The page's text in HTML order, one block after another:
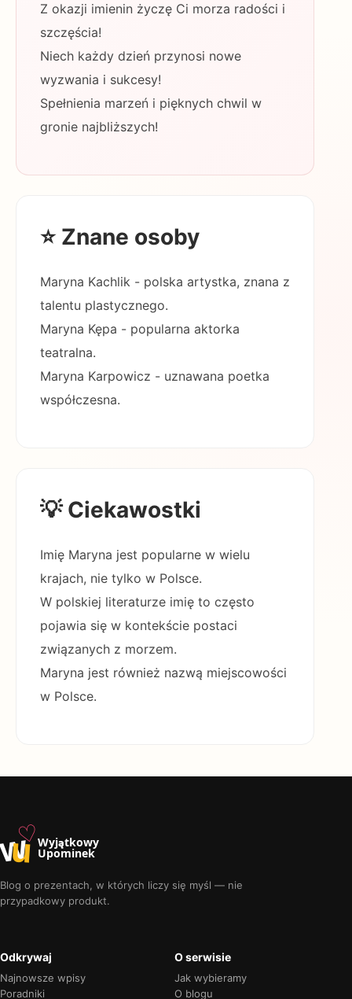
Z okazji imienin życzę Ci morza radości i
szczęścia!
Niech każdy dzień przynosi nowe
wyzwania i sukcesy!
Spełnienia marzeń i pięknych chwil w
gronie najbliższych!
⭐ Znane osoby
Maryna Kachlik - polska artystka, znana z
talentu plastycznego.
Maryna Kępa - popularna aktorka
teatralna.
Maryna Karpowicz - uznawana poetka
współczesna.
💡 Ciekawostki
Imię Maryna jest popularne w wielu
krajach, nie tylko w Polsce.
W polskiej literaturze imię to często
pojawia się w kontekście postaci
związanych z morzem.
Maryna jest również nazwą miejscowości
w Polsce.
u♡Wyjątkowy
Upominek
Blog o prezentach, w których liczy się myśl — nie
przypadkowy produkt.
Odkrywaj
Najnowsze wpisy
Poradniki
O serwisie
Jak wybieramy
O blogu